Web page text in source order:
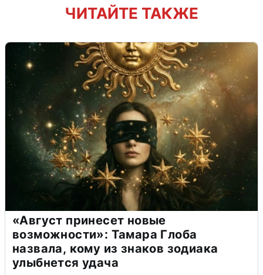
ЧИТАЙТЕ ТАКЖЕ
«Август принесет новые
возможности»: Тамара Глоба
назвала, кому из знаков зодиака
улыбнется удача